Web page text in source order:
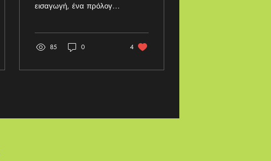
εισαγωγή, ένα πρόλογο,
85 0 4